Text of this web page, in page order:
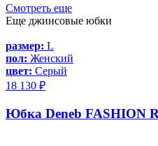
Смотреть еще
Еще джинсовые юбки
размер: L
пол: Женский
цвет: Серый
18 130 ₽
Юбка Deneb FASHION